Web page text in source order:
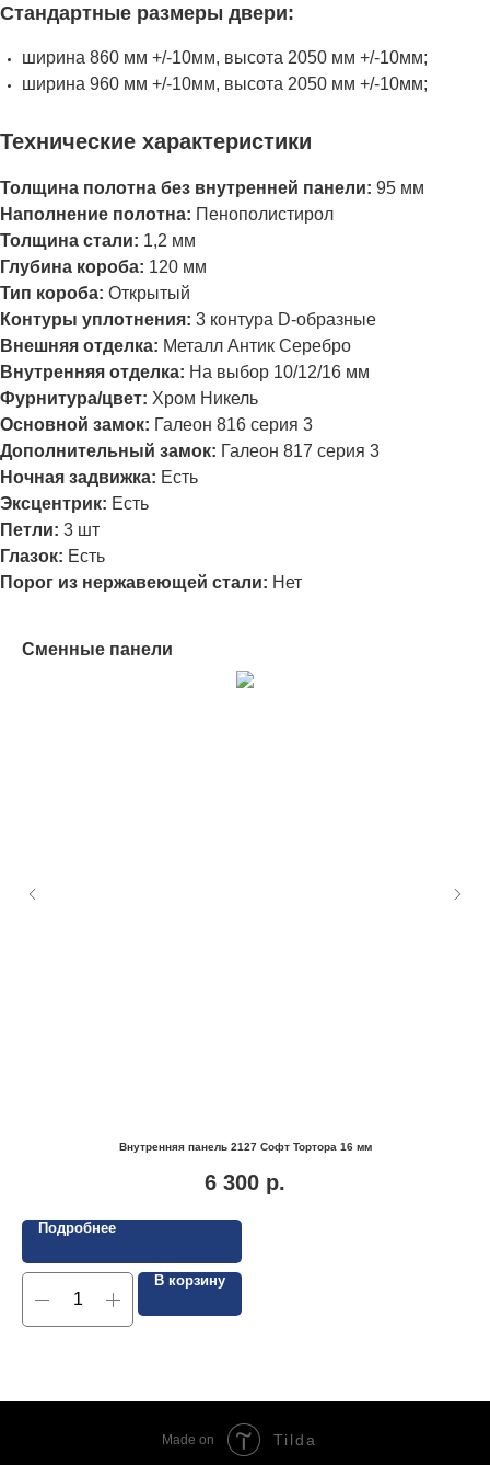
Стандартные размеры двери:
ширина 860 мм +/-10мм, высота 2050 мм +/-10мм;
ширина 960 мм +/-10мм, высота 2050 мм +/-10мм;
Технические характеристики
Толщина полотна без внутренней панели: 95 мм
Наполнение полотна: Пенополистирол
Толщина стали: 1,2 мм
Глубина короба: 120 мм
Тип короба: Открытый
Контуры уплотнения: 3 контура D-образные
Внешняя отделка: Металл Антик Серебро
Внутренняя отделка: На выбор 10/12/16 мм
Фурнитура/цвет: Хром Никель
Основной замок: Галеон 816 серия 3
Дополнительный замок: Галеон 817 серия 3
Ночная задвижка: Есть
Эксцентрик: Есть
Петли: 3 шт
Глазок: Есть
Порог из нержавеющей стали: Нет
Сменные панели
Внутренняя панель 2127 Софт Тортора 16 мм
6 300 р.
Подробнее
В корзину
Made on Tilda